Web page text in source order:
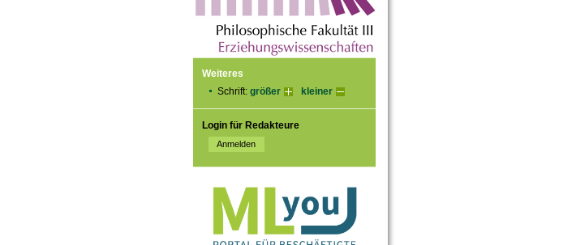
Weiteres
Schrift: größer kleiner
Login für Redakteure